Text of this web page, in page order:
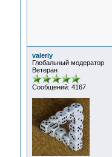
valeriy
Глобальный модератор
Ветеран
Сообщений: 4167